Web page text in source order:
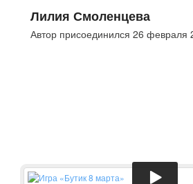
Лилия Смоленцева
Автор присоединился 26 февраля